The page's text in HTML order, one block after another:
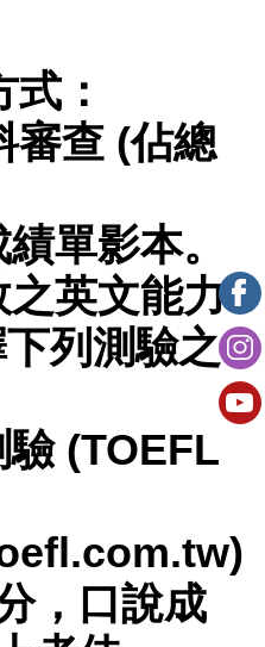
：
審查 (佔總
單影本。
英文能力
列測驗之
(TOEFL
，口說成